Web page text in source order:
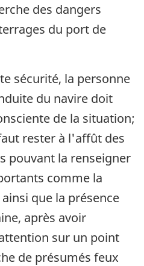
des dangers
du port de
sécurité, la personne
du navire doit
de la situation;
rester à l'affût des
pouvant la renseigner
comme la
que la présence
après avoir
sur un point
de présumés feux